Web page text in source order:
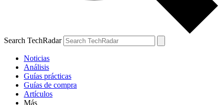
Search TechRadar
Noticias
Análisis
Guías prácticas
Guías de compra
Artículos
Más